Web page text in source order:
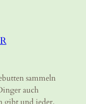
sammeln
auch